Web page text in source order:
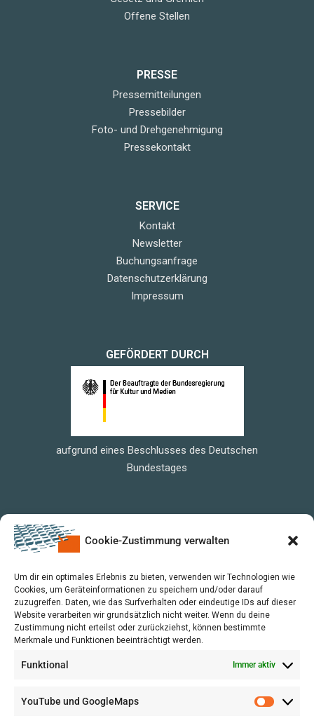
Cookie-Zustimmung verwalten
Um dir ein optimales Erlebnis zu bieten, verwenden wir Technologien wie
Cookies, um Geräteinformationen zu speichern und/oder darauf
zuzugreifen. Daten, wie das Surfverhalten oder eindeutige IDs auf dieser
Website verarbeiten wir grundsätzlich nicht weiter. Wenn du deine
Zustimmung nicht erteilst oder zurückziehst, können bestimmte
Merkmale und Funktionen beeinträchtigt werden.
Funktional Immer aktiv
YouTube und GoogleMaps
Offene Stellen
PRESSE
Pressemitteilungen
Pressebilder
Foto- und Drehgenehmigung
Pressekontakt
SERVICE
Kontakt
Newsletter
Buchungsanfrage
Datenschutzerklärung
Impressum
GEFÖRDERT DURCH
aufgrund eines Beschlusses des Deutschen
Bundestages
VERWALTUNG